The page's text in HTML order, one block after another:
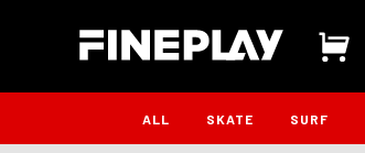
ALL SKATE SURF